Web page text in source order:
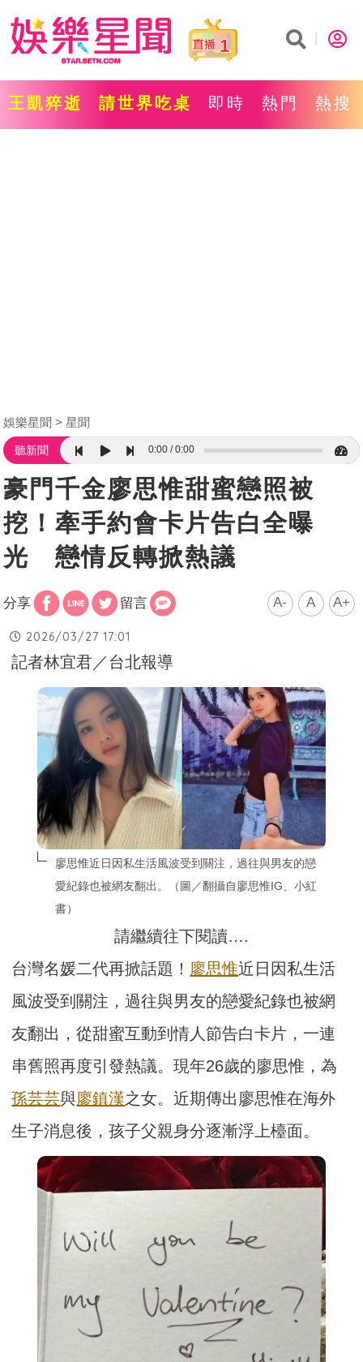
1
王凱猝逝 請世界吃桌 即時 熱門 熱搜
娛樂星聞 星聞
聽新聞 0:00 0:00
豪門千金廖思惟甜蜜戀照被
挖！牽手約會卡片告白全曝
光 戀情反轉掀熱議
分享 留言 A- A A+
2026/03/27 17:01
記者林宜君／台北報導
廖思惟近日因私生活風波受到關注，過往與男友的戀
愛紀錄也被網友翻出。（圖／翻攝自廖思惟IG、小紅
書）
請繼續往下閱讀….
台灣名媛二代再掀話題！ 廖思惟近日因私生活
風波受到關注，過往與男友的戀愛紀錄也被網
友翻出，從甜蜜互動到情人節告白卡片，一連
串舊照再度引發熱議。現年26歲的廖思惟，為
孫芸芸與廖鎮漢之女。近期傳出廖思惟在海外
生子消息後，孩子父親身分逐漸浮上檯面。